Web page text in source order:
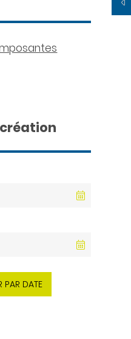
PAR DATE